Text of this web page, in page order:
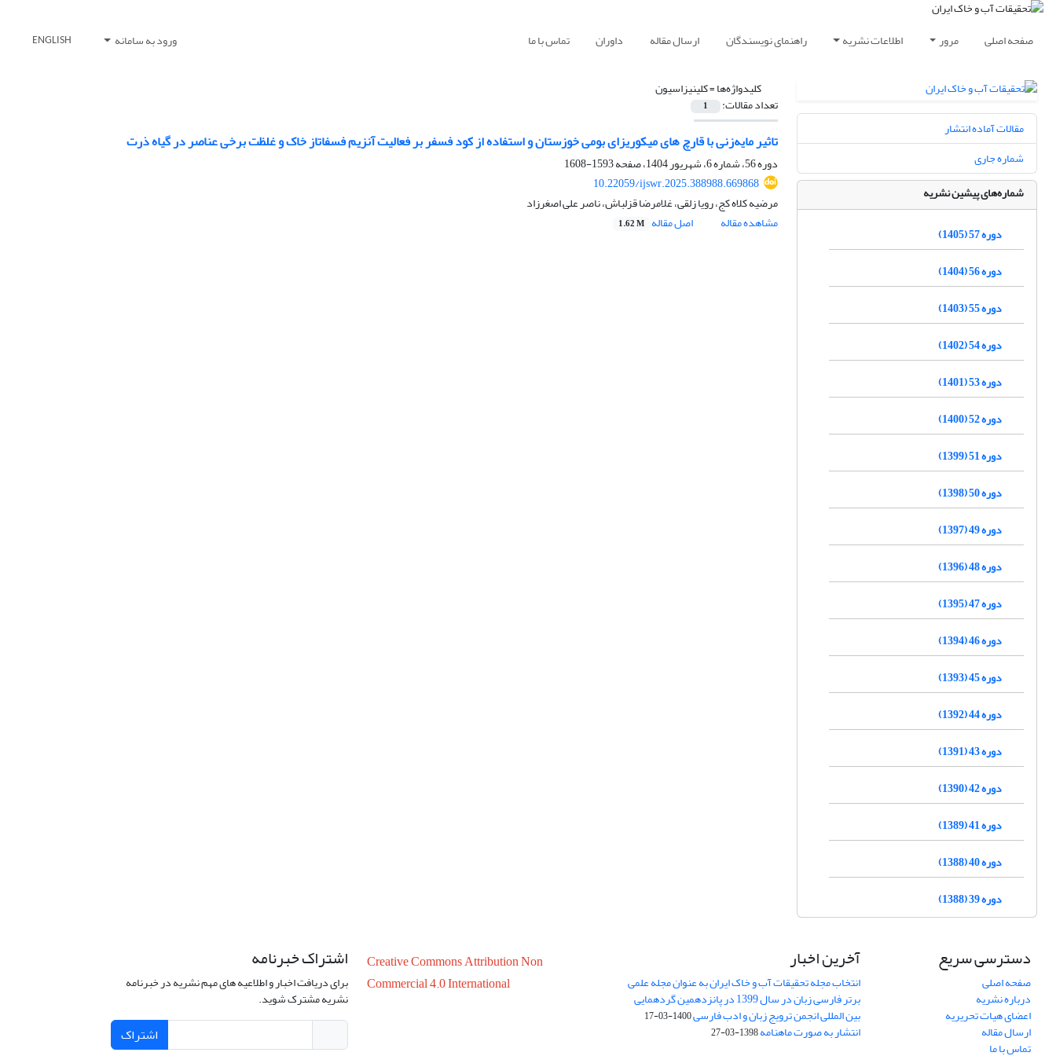
صفحه اصلی مرور اطلاعات نشریه راهنمای نویسندگان ارسال مقاله داوران تماس با ما ورود به سامانه ENGLISH
کلیدواژه‌ها =کلینیزاسیون
تعداد مقالات: 1
تاثیر مایه‌زنی با قارچ های میکوریزای بومی خوزستان و استفاده از کود فسفر بر فعالیت آنزیم فسفاتاز خاک و غلظت برخی عناصر در گیاه ذرت
دوره 56، شماره 6، شهریور 1404، صفحه
1593-1608
10.22059/ijswr.2025.388988.669868
مرضیه کلاه کج، رویا زلقی، غلامرضا قزلباش، ناصر علی اصغرزاد
مشاهده مقاله
اصل مقاله 1.62 M
مقالات آماده انتشار
شماره جاری
شماره‌های پیشین نشریه
دوره 57 (1405)
دوره 56 (1404)
دوره 55 (1403)
دوره 54 (1402)
دوره 53 (1401)
دوره 52 (1400)
دوره 51 (1399)
دوره 50 (1398)
دوره 49 (1397)
دوره 48 (1396)
دوره 47 (1395)
دوره 46 (1394)
دوره 45 (1393)
دوره 44 (1392)
دوره 43 (1391)
دوره 42 (1390)
دوره 41 (1389)
دوره 40 (1388)
دوره 39 (1388)
دسترسی سریع
صفحه اصلی
درباره نشریه
اعضای هیات تحریریه
ارسال مقاله
تماس با ما
آخرین اخبار
انتخاب مجله تحقیقات آب و خاک ایران به عنوان مجله علمی
برتر فارسی زبان در سال 1399 در پانزدهمین گردهمایی
بین المللی انجمن ترویج زبان و ادب فارسی1400-03-17
انتشار به صورت ماهنامه1398-03-27
Creative Commons Attribution Non
Commercial 4.0 International
اشتراک خبرنامه
برای دریافت اخبار و اطلاعیه های مهم نشریه در خبرنامه
نشریه مشترک شوید.
اشتراک